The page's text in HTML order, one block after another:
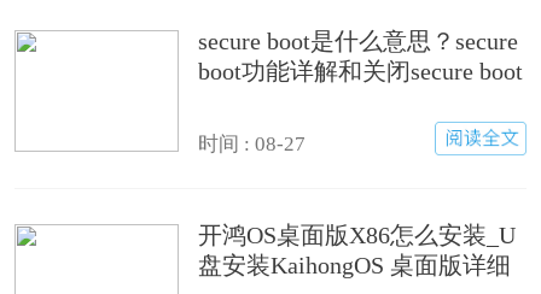
secure boot是什么意思？secure
boot功能详解和关闭secure boot
时间 : 08-27
开鸿OS桌面版X86怎么安装_U
盘安装KaihongOS 桌面版详细